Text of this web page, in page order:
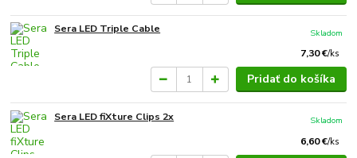
Sera LED Triple Cable
7,30 €/ks
Skladom
Pridať do košíka
Sera LED fiXture Clips 2x
6,60 €/ks
Skladom